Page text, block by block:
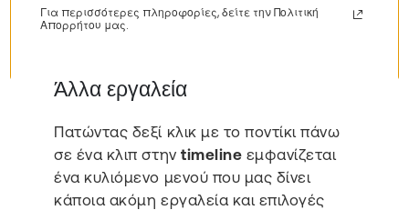
Το εργαλείοΠληροφοριών. Μας
παρέχει πληροφορίες για τα κλιπ
Άλλα εργαλεία
Πατώντας δεξί κλικ με το ποντίκι πάνω
σε ένα κλιπ στηνtimeline εμφανίζεται
ένα κυλιόμενο μενού που μας δίνει
κάποια ακόμη εργαλεία και επιλογές
Για περισσότερες πληροφορίες, δείτε την Πολιτική
Απορρήτου μας.